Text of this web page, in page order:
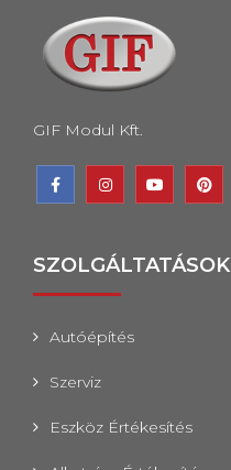
GIF Modul Kft.
SZOLGÁLTATÁSOK
Autóépítés
Szerviz
Eszköz Értékesítés